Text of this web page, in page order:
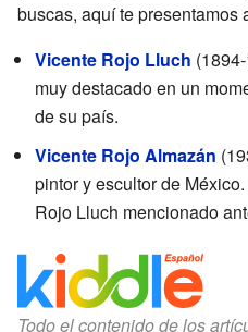
buscas, aquí te presentamos
Vicente Rojo Lluch
muy destacado en un
de su país.
Vicente Rojo Almazán
pintor y escultor de
Rojo Lluch mencionado
Todo el contenido de los